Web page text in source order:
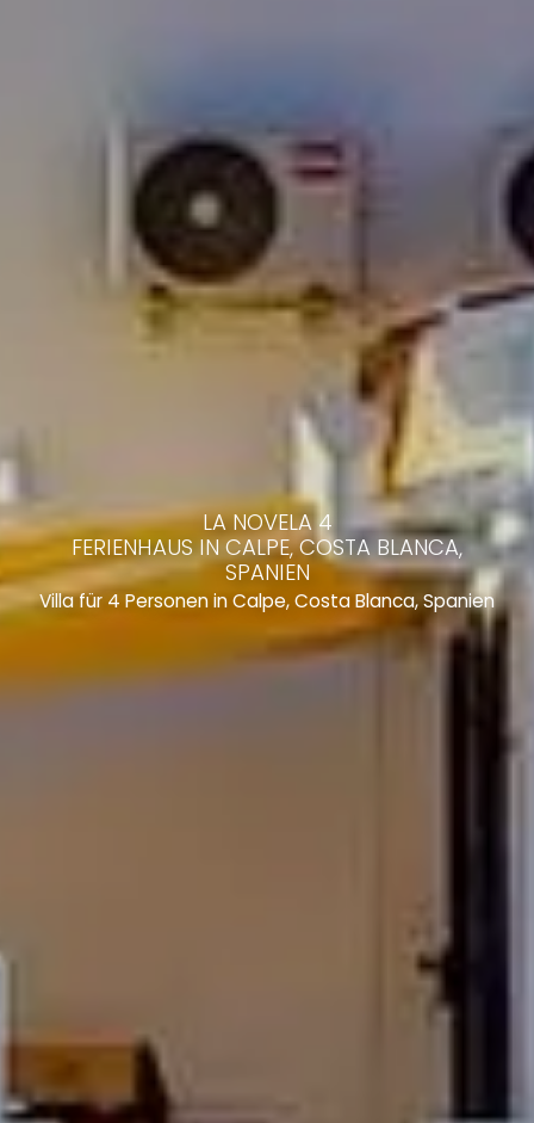
LA NOVELA 4
FERIENHAUS IN CALPE, COSTA BLANCA,
SPANIEN
Villa für 4 Personen in Calpe, Costa Blanca, Spanien